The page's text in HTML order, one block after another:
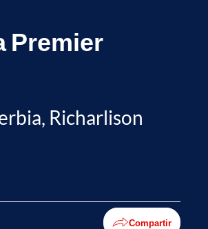
Premier
Richarlison
Compartir